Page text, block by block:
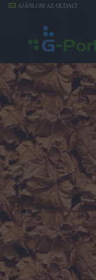
AJÁNLOM AZ OLDALT